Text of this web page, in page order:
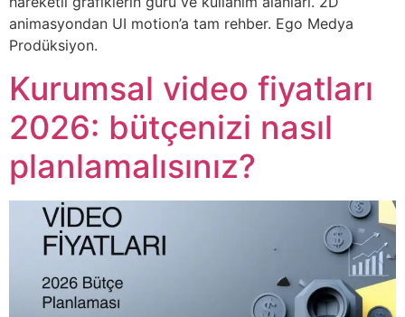
animasyondan UI motion’a tam rehber. Ego Medya
Prodüksiyon.
Kurumsal video fiyatları
2026: bütçenizi nasıl
planlamalısınız?